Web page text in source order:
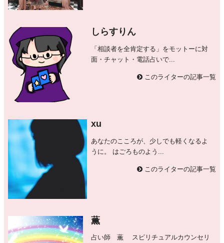
しらすりん
「相談者を全肯定する」をモットーに対
面・チャット・電話占いで...
このライターの記事一覧
xu
あなたのこころが、少しでも軽くなるよ
うに。 はごろものよう...
このライターの記事一覧
薫
占い師 薫 スピリチュアルカウンセリ